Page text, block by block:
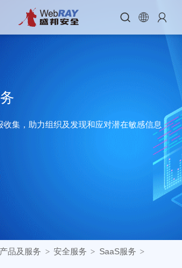
  
务
收集，助力组织及发现和应对潜在敏感信息
产品及服务 > 安全服务 > SaaS服务 >